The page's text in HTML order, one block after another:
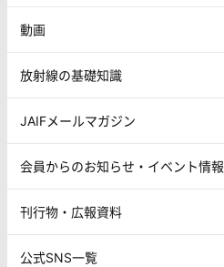
動画
放射線の基礎知識
JAIFメールマガジン
会員からのお知らせ・イベント情報
刊行物・広報資料
公式SNS一覧